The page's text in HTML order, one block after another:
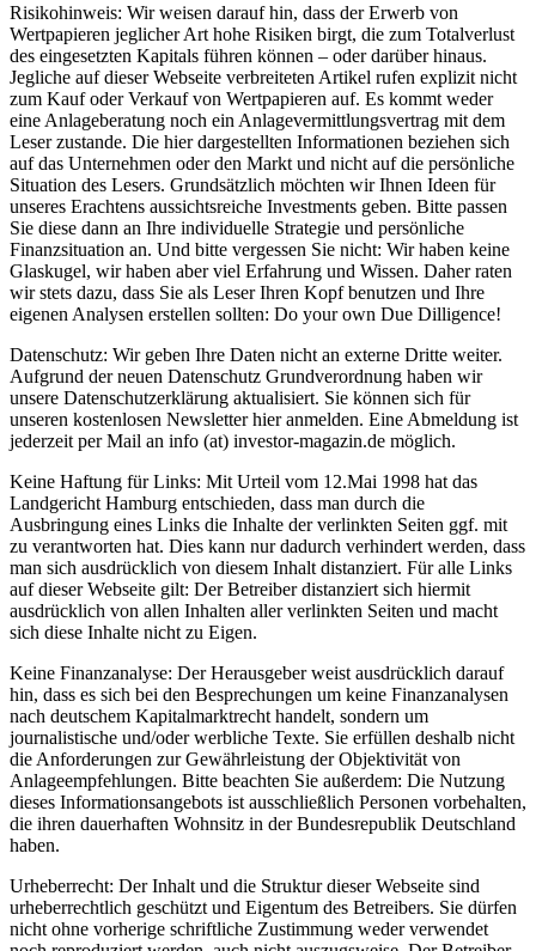
Risikohinweis: Wir weisen darauf hin, dass der Erwerb von
Wertpapieren jeglicher Art hohe Risiken birgt, die zum Totalverlust
des eingesetzten Kapitals führen können – oder darüber hinaus.
Jegliche auf dieser Webseite verbreiteten Artikel rufen explizit nicht
zum Kauf oder Verkauf von Wertpapieren auf. Es kommt weder
eine Anlageberatung noch ein Anlagevermittlungsvertrag mit dem
Leser zustande. Die hier dargestellten Informationen beziehen sich
auf das Unternehmen oder den Markt und nicht auf die persönliche
Situation des Lesers. Grundsätzlich möchten wir Ihnen Ideen für
unseres Erachtens aussichtsreiche Investments geben. Bitte passen
Sie diese dann an Ihre individuelle Strategie und persönliche
Finanzsituation an. Und bitte vergessen Sie nicht: Wir haben keine
Glaskugel, wir haben aber viel Erfahrung und Wissen. Daher raten
wir stets dazu, dass Sie als Leser Ihren Kopf benutzen und Ihre
eigenen Analysen erstellen sollten: Do your own Due Dilligence!
Datenschutz: Wir geben Ihre Daten nicht an externe Dritte weiter.
Aufgrund der neuen Datenschutz Grundverordnung haben wir
unsere Datenschutzerklärung aktualisiert. Sie können sich für
unseren kostenlosen Newsletter hier anmelden. Eine Abmeldung ist
jederzeit per Mail an info (at) investor-magazin.de möglich.
Keine Haftung für Links: Mit Urteil vom 12.Mai 1998 hat das
Landgericht Hamburg entschieden, dass man durch die
Ausbringung eines Links die Inhalte der verlinkten Seiten ggf. mit
zu verantworten hat. Dies kann nur dadurch verhindert werden, dass
man sich ausdrücklich von diesem Inhalt distanziert. Für alle Links
auf dieser Webseite gilt: Der Betreiber distanziert sich hiermit
ausdrücklich von allen Inhalten aller verlinkten Seiten und macht
sich diese Inhalte nicht zu Eigen.
Keine Finanzanalyse: Der Herausgeber weist ausdrücklich darauf
hin, dass es sich bei den Besprechungen um keine Finanzanalysen
nach deutschem Kapitalmarktrecht handelt, sondern um
journalistische und/oder werbliche Texte. Sie erfüllen deshalb nicht
die Anforderungen zur Gewährleistung der Objektivität von
Anlageempfehlungen. Bitte beachten Sie außerdem: Die Nutzung
dieses Informationsangebots ist ausschließlich Personen vorbehalten,
die ihren dauerhaften Wohnsitz in der Bundesrepublik Deutschland
haben.
Urheberrecht: Der Inhalt und die Struktur dieser Webseite sind
urheberrechtlich geschützt und Eigentum des Betreibers. Sie dürfen
nicht ohne vorherige schriftliche Zustimmung weder verwendet